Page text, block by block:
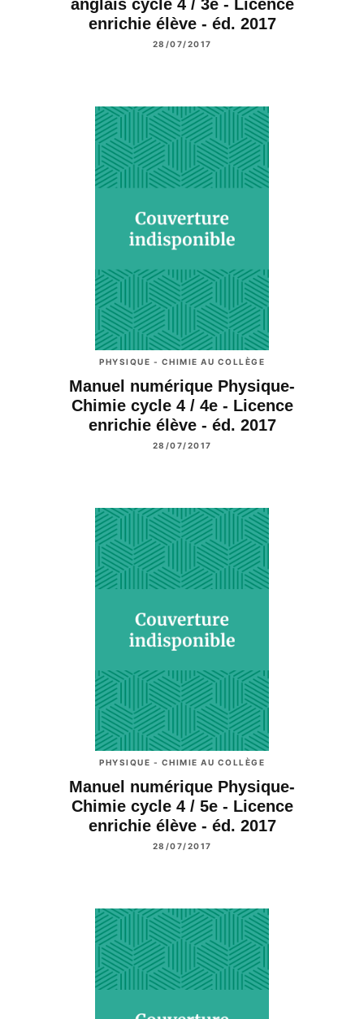
anglais cycle 4 / 3e - Licence
enrichie élève - éd. 2017
28/07/2017
PHYSIQUE - CHIMIE AU COLLÈGE
Manuel numérique Physique-
Chimie cycle 4 / 4e - Licence
enrichie élève - éd. 2017
28/07/2017
PHYSIQUE - CHIMIE AU COLLÈGE
Manuel numérique Physique-
Chimie cycle 4 / 5e - Licence
enrichie élève - éd. 2017
28/07/2017